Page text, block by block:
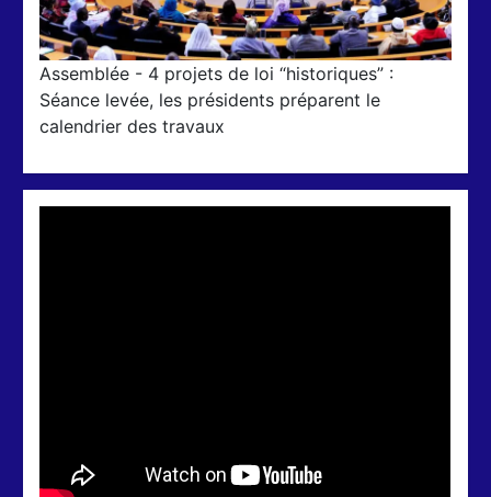
Assemblée - 4 projets de loi “historiques” :
Séance levée, les présidents préparent le
calendrier des travaux